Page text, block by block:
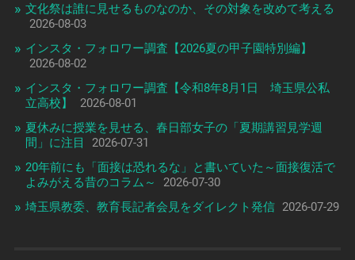
文化祭は誰に見せるものなのか、その対象を改めて考える
2026-08-03
インスタ・フォロワー調査【2026夏の甲子園特別編】
2026-08-02
インスタ・フォロワー調査【令和8年8月1日 埼玉県公私
立高校】
2026-08-01
夏休みに授業を見せる、春日部女子の「夏期講習見学週
間」に注目
2026-07-31
20年前にも「面接は恐れるな」と書いていた～面接復活で
よみがえる昔のコラム～
2026-07-30
埼玉県教委、教育長記者会見をダイレクト発信 2026-07-29